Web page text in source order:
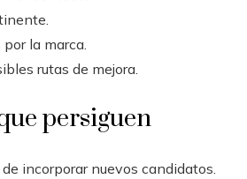
la marca.
rutas de mejora.
persiguen
incorporar nuevos candidatos.